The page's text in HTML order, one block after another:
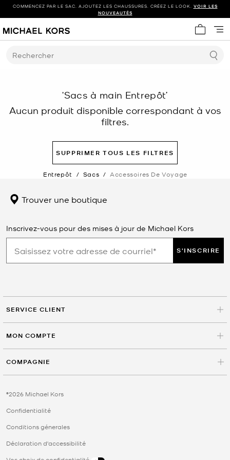
COMMENCEZ PAR LE SAC. AJOUTEZ LES CHAUSSURES. CRÉEZ LE LOOK. VOIR LES
NOUVEAUTÉS
Mon
Rechercher
‘Sacs à main Entrepôt’
Aucun produit disponible correspondant à vos
filtres.
SUPPRIMER TOUS LES FILTRES
Entrepôt / Sacs / Accessoires De Voyage
Trouver une boutique
Inscrivez-vous pour des mises à jour de Michael Kors
S'INSCRIRE
SERVICE CLIENT
MON COMPTE
COMPAGNIE
©2026 Michael Kors
Confidentialité
Conditions génerales
Déclaration d'accessibilité